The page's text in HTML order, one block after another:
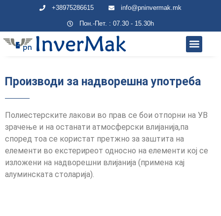
+38975286615 info@pninvermak.mk
Пон.-Пет. : 07.30 - 15.30h
Производи за надворешна употреба
Полиестерските лакови во прав се бои отпорни на УВ
зрачење и на останати атмосферски влијанија,па
според тоа се користат претжно за заштита на
елементи во екстериреот односно на елементи кој се
изложени на надворешни влијанија (примена кај
алуминската столарија).